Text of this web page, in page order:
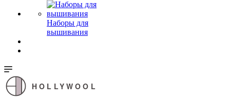
Наборы для
вышивания
HOLLYWOOL